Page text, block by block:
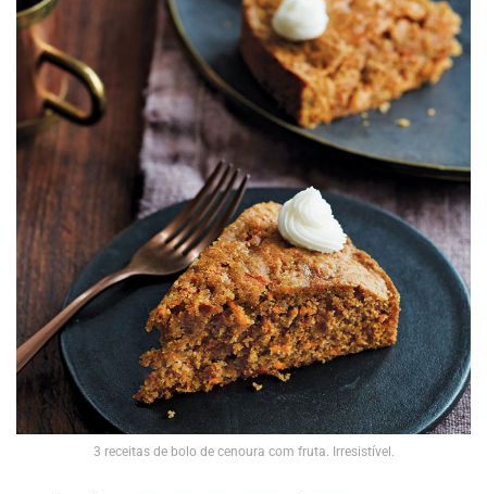
3 receitas de bolo de cenoura com fruta. Irresistível.